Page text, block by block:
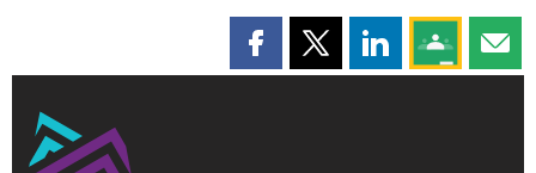
Partager cette page sur
Partager cette page sur X
Partager cette
Partagez